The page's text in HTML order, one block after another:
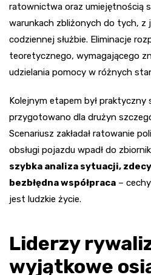
ratownictwa oraz umiejętnością
warunkach zbliżonych do tych, z
codziennej służbie. Eliminacje
teoretycznego, wymagającego
udzielania pomocy w różnych
Kolejnym etapem był praktyczny
przygotowano dla drużyn
Scenariusz zakładał ratowanie
obsługi pojazdu wpadł do
szybka analiza sytuacji,
bezbłędna współpraca –
jest ludzkie życie.
Liderzy
wyjątkowe